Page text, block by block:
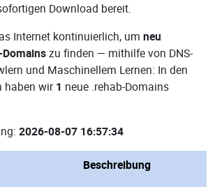
Download bereit.
Internet kontinuierlich, um neu
zu finden — mithilfe von DNS-
und Maschinellem Lernen: In den
haben wir 1 neue .rehab-Domains
2026-08-07 16:57:34
Beschreibung